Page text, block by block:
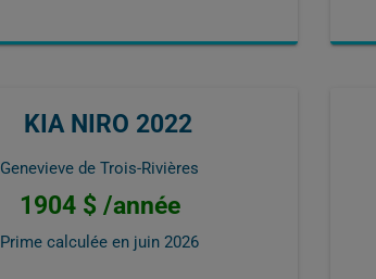
KIA NIRO 2022
Genevieve de Trois-Rivières
1904 $ /année
Prime calculée en juin 2026